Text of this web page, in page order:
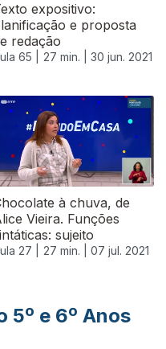
expositivo:
e proposta
redação
65 | 27 min. | 30 jun. 2021
à chuva, de
Vieira. Funções
sujeito
27 | 27 min. | 07 jul. 2021
5º e 6º Anos